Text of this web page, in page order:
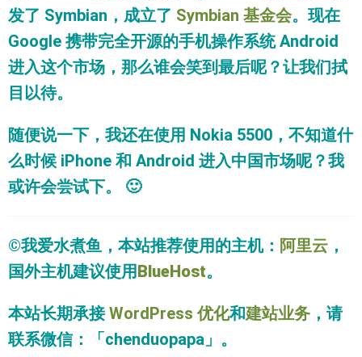
发了 Symbian，成立了 Symbian 基金会。现在
Google 携带完全开源的手机操作系统 Android
进入这个市场，那么谁会笑到最后呢？让我们拭
目以待。
随便说一下，我还在使用 Nokia 5500，不知道什
么时候 iPhone 和 Android 进入中国市场呢？我
或许会尝试下。 🙂
©我爱水煮鱼，本站推荐使用的主机： 阿里云 ，
国外主机建议使用BlueHost。
本站长期承接WordPress 优化和建站业务 ，请
联系微信：「chenduopapa」。